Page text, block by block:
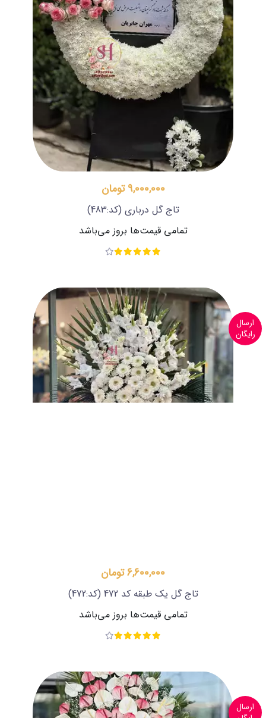
9,000,000 تومان
تاج گل درباری (کد:483)
تمامی قیمت‌ها بروز می‌باشد
ارسال
رایگان
6,600,000 تومان
تاج گل یک طبقه کد 472
(کد:472)
تمامی قیمت‌ها بروز می‌باشد
ارسال